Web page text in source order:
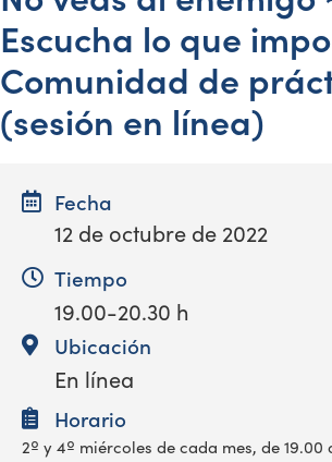
Escucha lo que
Comunidad de
(sesión en línea)
Fecha
12 de octubre de 2022
Tiempo
19.00-20.30 h
Ubicación
En línea
Horario
2º y 4º miércoles de cada mes, de 19.00